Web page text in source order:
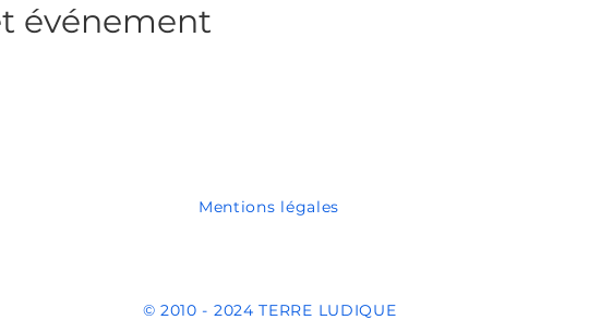
événement
Mentions légales
© 2010 - 2024 TERRE LUDIQUE